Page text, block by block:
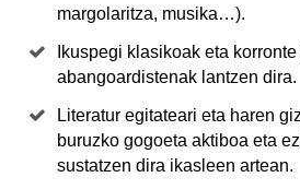
margolaritza, musika…).
Ikuspegi klasikoak eta
abangoardistenak lantzen dira.
Literatur egitateari eta haren
buruzko gogoeta aktiboa eta
sustatzen dira ikasleen artean.